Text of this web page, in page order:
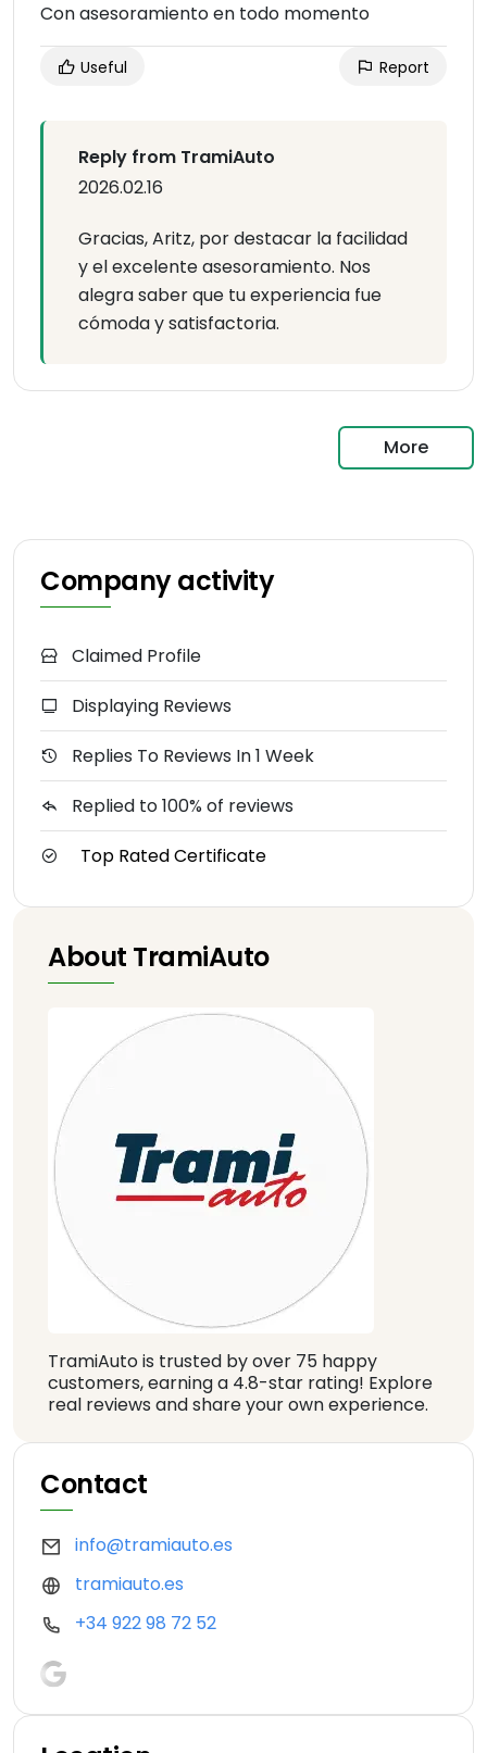
Con asesoramiento en todo momento
Useful Report
Reply from TramiAuto
2026.02.16
Gracias, Aritz, por destacar la facilidad
y el excelente asesoramiento. Nos
alegra saber que tu experiencia fue
cómoda y satisfactoria.
More
Company activity
Claimed Profile
Displaying Reviews
Replies To Reviews In 1 Week
Replied to 100% of reviews
Top Rated Certificate
About TramiAuto
TramiAuto is trusted by over 75 happy
customers, earning a 4.8-star rating! Explore
real reviews and share your own experience.
Contact
info@tramiauto.es
tramiauto.es
+34 922 98 72 52